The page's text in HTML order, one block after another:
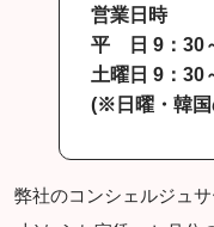
営業 日時
平 日 9 ： 30
土曜日 9 ： 30
(※ 日曜・韓
弊社のコンシェルジュ